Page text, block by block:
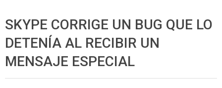
SKYPE CORRIGE UN BUG QUE LO
DETENÍA AL RECIBIR UN
MENSAJE ESPECIAL